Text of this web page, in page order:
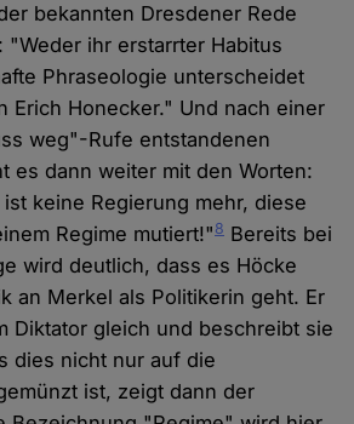
bekannten Dresdener Rede
"Weder ihr erstarrter Habitus
Phraseologie unterscheidet
Erich Honecker." Und nach einer
weg"-Rufe entstandenen
es dann weiter mit den Worten:
keine Regierung mehr, diese
Regime mutiert!"8 Bereits bei
wird deutlich, dass es Höcke
an Merkel als Politikerin geht. Er
Diktator gleich und beschreibt sie
dies nicht nur auf die
ist, zeigt dann der